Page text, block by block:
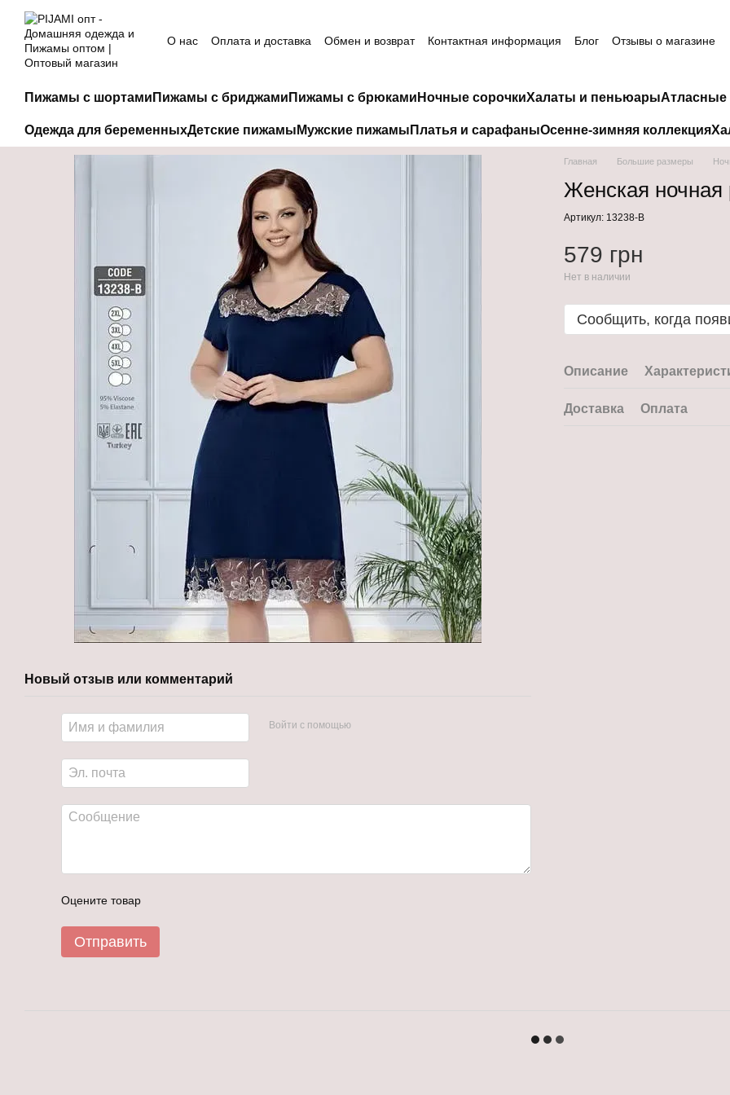
Перейти к основному контенту
О нас Оплата и доставка Обмен и возврат Контактная информация Блог Отзывы о магазине
Пижамы с шортами Пижамы с бриджами Пижамы с брюками Ночные сорочкиХалаты и пеньюарыАтласные
Одежда для беременныхДетские пижамы Мужские пижамы Платья и сарафаныОсенне-зимняя коллекция
Новый отзыв или комментарий
Войти с помощью
Оцените товар
Отправить
Главная Большие размеры
Женская ночная
Артикул: 13238-B
579 грн
Нет в наличии
Сообщить, когда
Описание
Доставка Оплата